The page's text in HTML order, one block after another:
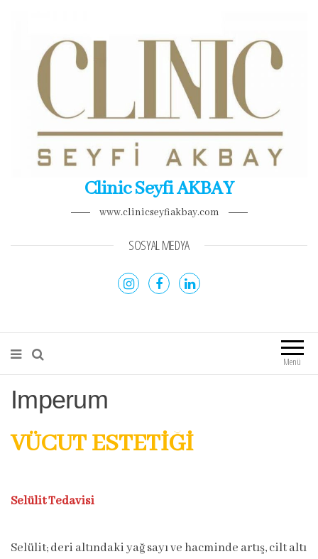
Clinic Seyfi AKBAY
www.clinicseyfiakbay.com
SOSYAL MEDYA
Menü
Imperum
VÜCUT ESTETİĞİ
Selülit Tedavisi
Selülit; deri altındaki yağ sayı ve hacminde artış, cilt altı